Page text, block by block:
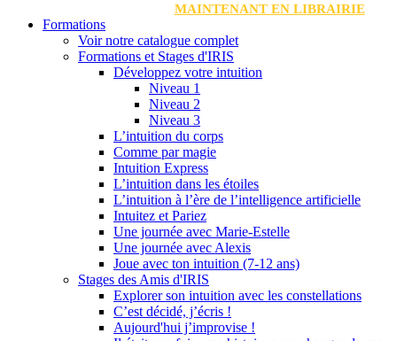
MAINTENANT EN LIBRAIRIE
Formations
Voir notre catalogue complet
Formations et Stages d'IRIS
Développez votre intuition
Niveau 1
Niveau 2
Niveau 3
L’intuition du corps
Comme par magie
Intuition Express
L’intuition dans les étoiles
L’intuition à l’ère de l’intelligence artificielle
Intuitez et Pariez
Une journée avec Marie-Estelle
Une journée avec Alexis
Joue avec ton intuition (7-12 ans)
Stages des Amis d'IRIS
Explorer son intuition avec les constellations
C’est décidé, j’écris !
Aujourd'hui j’improvise !